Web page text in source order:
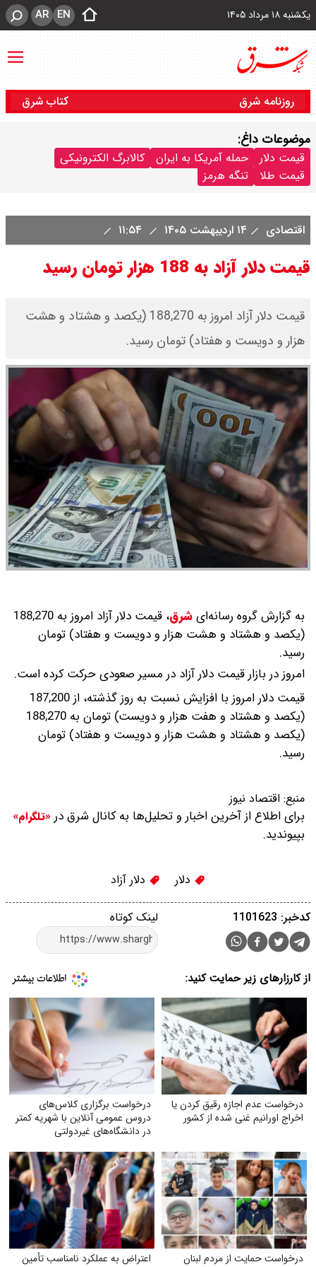
یکشنبه ۱۸ مرداد ۱۴۰۵ EN
AR
روزنامه شرق کتاب شرق
موضوعات داغ:
قیمت دلار حمله آمریکا به ایران
کالابرگ الکترونیکی
قیمت طلا
تنگه هرمز
اقتصادی ۱۴ اردیبهشت ۱۴۰۵
قیمت دلار آزاد به 188 هزار تومان رسید
قیمت دلار آزاد امروز به 188,270 (یکصد و هشتاد و هشت
هزار و دویست و هفتاد) تومان رسید.
به گزارش گروه رسانه‌ایشرق،
قیمت دلار آزاد امروز به 188,270
(یکصد و هشتاد و هشت هزار و دویست و هفتاد) تومان
رسید.
امروز در بازار قیمت دلار آزاد در مسیر صعودی حرکت کرده است.
قیمت دلار امروز با افزایش نسبت به روز گذشته، از 187,200
(یکصد و هشتاد و هفت هزار و دویست) تومان به 188,270
(یکصد و هشتاد و هشت هزار و دویست و هفتاد) تومان
رسید.
منبع: اقتصاد نیوز
برای اطلاع از آخرین اخبار و تحلیل‌ها به کانال شرق در «تلگرام»
بپیوندید.
دلار دلار آزاد
لینک کوتاه کدخبر: 1101623
از کارزارهای زیر حمایت کنید:
درخواست عدم اجازه رقیق کردن یا
اخراج اورانیم غنی شده از کشور
درخواست برگزاری کلاس‌های
دروس عمومی آنلاین با شهریه کمتر
در دانشگاه‌های غیردولتی
درخواست حمایت از مردم لبنان
اعتراض به عملکرد نامناسب تأمین